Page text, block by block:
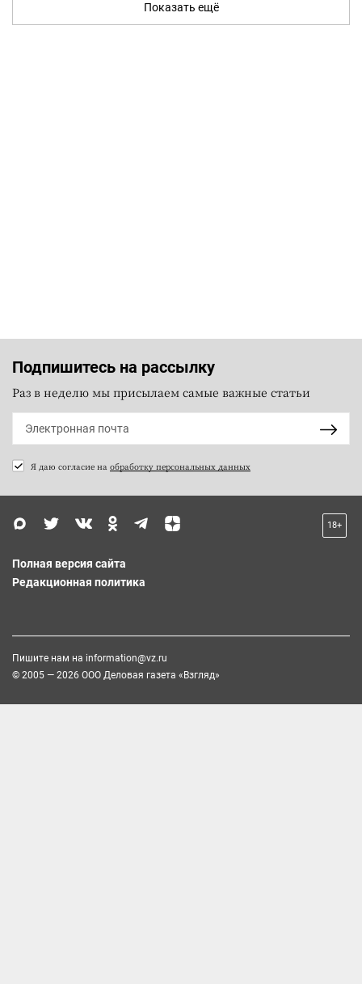
Показать ещё
Подпишитесь на рассылку
Раз в неделю мы присылаем самые важные статьи
Я даю согласие на обработку персональных данных
18+
Полная версия сайта
Редакционная политика
Пишите нам на information@vz.ru
© 2005 — 2026 ООО Деловая газета «Взгляд»